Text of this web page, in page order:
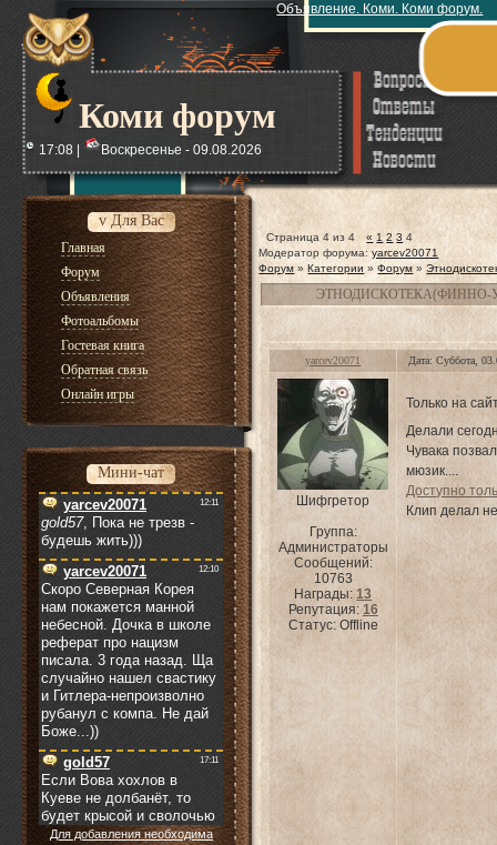
Коми форум
Объявление. Коми. Коми форум.
17:08 | Воскресенье - 09.08.2026
v Для Вас
Главная
Форум
Объявления
Фотоальбомы
Гостевая книга
Обратная связь
Онлайн игры
Мини-чат
Для добавления необходима
Страница4 из4 « 1 2 3 4
Модератор форума:yarcev20071
Форум » Категории » Форум »
ЭТНОДИСКОТЕКА(ФИННО-
yarcev20071 Дата: Суббота,
Шифгретор
Группа:
Администраторы
Сообщений:
10763
Награды:13
Репутация: 16
Статус: Offline
Только на
Делали
Чувака
мюзик....
Доступно
Клип делал